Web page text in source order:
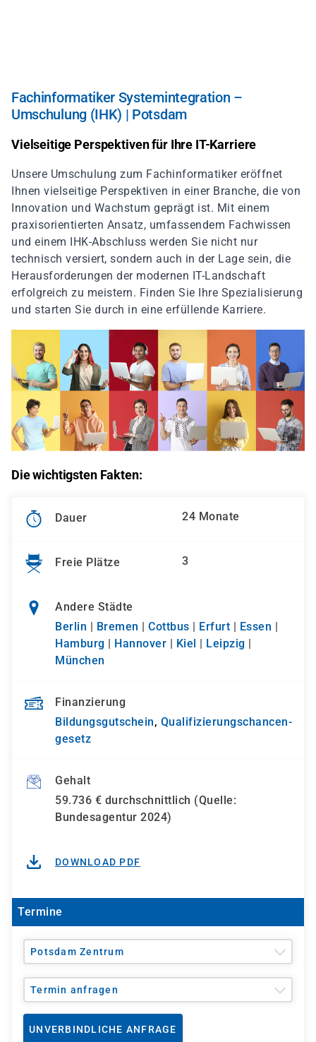
Fachinformatiker Systemintegration –
Umschulung (IHK) | Potsdam
Vielseitige Perspektiven für Ihre IT-Karriere
Unsere Umschulung zum Fachinformatiker eröffnet
Ihnen vielseitige Perspektiven in einer Branche, die von
Innovation und Wachstum geprägt ist. Mit einem
praxisorientierten Ansatz, umfassendem Fachwissen
und einem IHK-Abschluss werden Sie nicht nur
technisch versiert, sondern auch in der Lage sein, die
Herausforderungen der modernen IT-Landschaft
erfolgreich zu meistern. Finden Sie Ihre Spezialisierung
und starten Sie durch in eine erfüllende Karriere.
Die wichtigsten Fakten:
Dauer 24 Monate
Freie Plätze 3
Andere Städte
Berlin | Bremen | Cottbus | Erfurt | Essen |
Hamburg | Hannover | Kiel | Leipzig |
München
Finanzierung
Bildungsgutschein, Qualifizierungs­chancen­
gesetz
Gehalt
59.736 € durchschnittlich (Quelle:
Bundesagentur 2024)
DOWNLOAD PDF
Termine
Potsdam Zentrum
Termin anfragen
UNVERBINDLICHE ANFRAGE